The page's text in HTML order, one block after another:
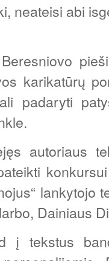
neateisi abi
karikatūrų
padaryti
autoriaus
lankytojo
Dainiaus
į tekstus